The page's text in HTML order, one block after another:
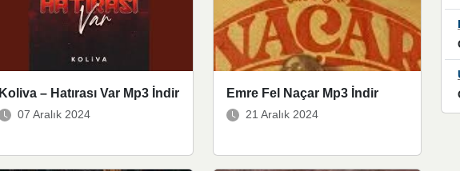
Koliva – Hatırası Var Mp3 İndir
07 Aralık 2024
Emre Fel Naçar Mp3 İndir
21 Aralık 2024